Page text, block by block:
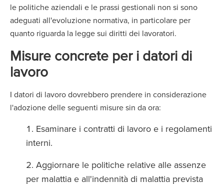
le politiche aziendali e le prassi gestionali non si sono
adeguati all'evoluzione normativa, in particolare per
quanto riguarda la legge sui diritti dei lavoratori.
Misure concrete per i datori di
lavoro
I datori di lavoro dovrebbero prendere in considerazione
l'adozione delle seguenti misure sin da ora:
Esaminare i contratti di lavoro e i regolamenti
interni.
Aggiornare le politiche relative alle assenze
per malattia e all'indennità di malattia prevista